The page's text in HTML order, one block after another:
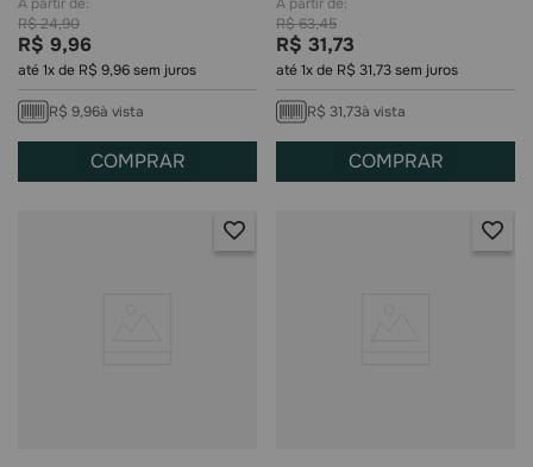
R$24,90
R$ 9,96
até1x de R$ 9,96sem juros
R$ 9,96à vista
COMPRAR
R$63,45
R$ 31,73
até1x de R$ 31,73sem juros
R$ 31,73à vista
COMPRAR